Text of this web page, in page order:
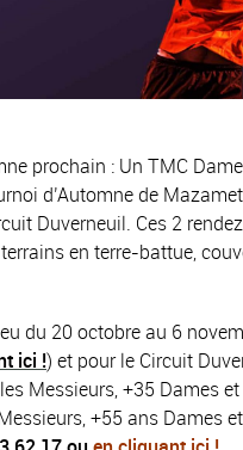
prochain : Un TMC
d’Automne de
Duverneuil. Ces 2
en terre-battue,
du 20 octobre au 6
ici !) et pour le Circuit
Messieurs, +35 Dames et
+55 ans Dames et